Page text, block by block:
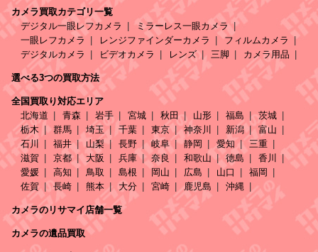
カメラ買取カテゴリ一覧
デジタル一眼レフカメラ
ミラーレス一眼カメラ
一眼レフカメラ
レンジファインダーカメラ
フィルムカメラ
デジタルカメラ
ビデオカメラ レンズ 三脚 カメラ用品
選べる3つの買取方法
全国買取り対応エリア
北海道
青森 岩手 宮城 秋田 山形 福島
茨城
栃木
群馬 埼玉 千葉 東京 神奈川 新潟
富山
石川
福井 山梨 長野 岐阜 静岡 愛知
三重
滋賀
京都 大阪 兵庫 奈良 和歌山 徳島
香川
愛媛
高知 鳥取 島根 岡山 広島 山口
福岡
佐賀
長崎 熊本 大分 宮崎 鹿児島 沖縄
カメラのリサマイ店舗一覧
カメラの遺品買取